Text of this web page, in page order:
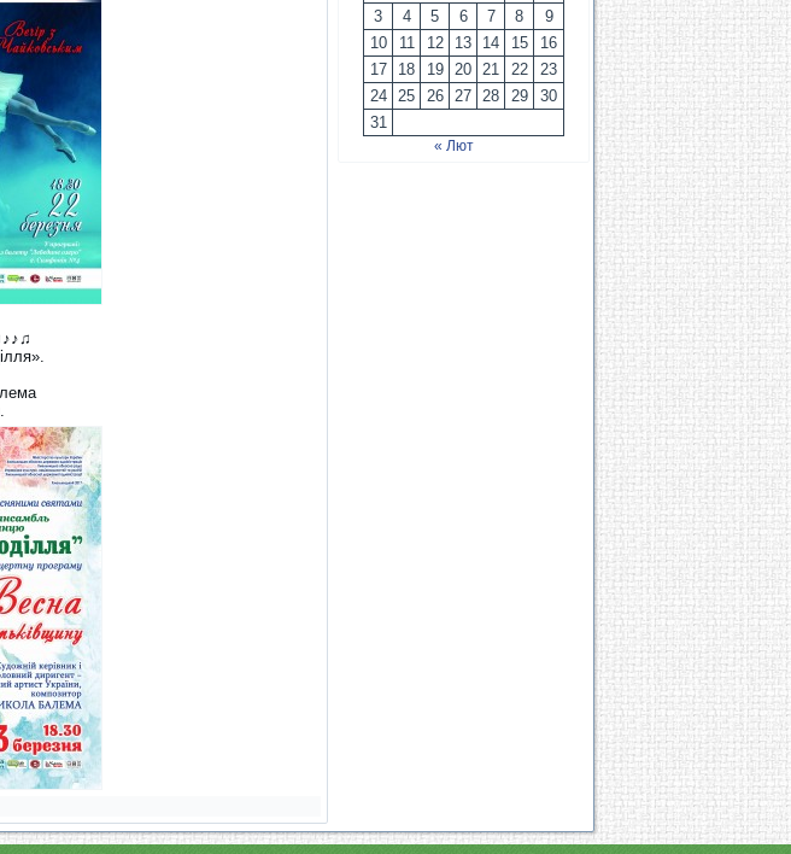
3
4 5 6 7 8
9
10
11 12 13 14 15
16
17
18 19 20 21 22
23
24
25 26 27 28 29
30
31
« Лют